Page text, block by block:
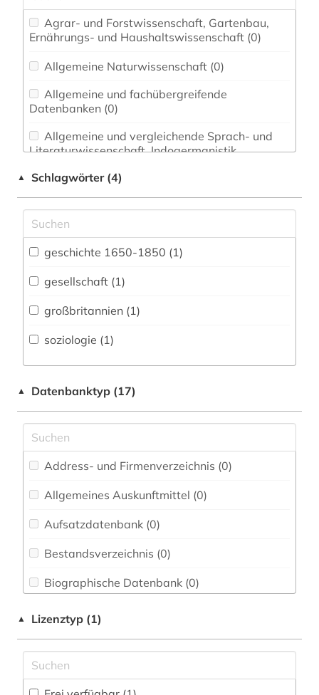
Ernährungs- und Haushaltswissenschaft (0)
Allgemeine Naturwissenschaft (0)
Datenbanken (0)
Literaturwissenschaft. Indogermanistik.
Anglistik. Amerikanistik (1)
Chemie und Pharmazie (0)
Elektrotechnik, Elektronik, Nachrichtentechnik
(0)
Ethnologie (0)
Geographie (0)
Geowissenschaften (0)
Geschichte (1)
Geschichte der Pädagogik und des
Bildungswesens (0)
▲ Schlagwörter (4)
geschichte 1650-1850 (1)
gesellschaft (1)
großbritannien (1)
soziologie (1)
▲ Datenbanktyp (17)
Address- und Firmenverzeichnis (0)
Allgemeines Auskunftmittel (0)
Aufsatzdatenbank (0)
Bestandsverzeichnis (0)
Biographische Datenbank (0)
Disziplinäre Forschungsdatenrepositorien (0)
▲ Lizenztyp (1)